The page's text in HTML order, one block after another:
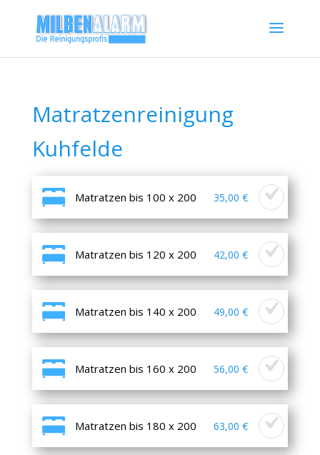
Matratzenreinigung
Kuhfelde
Matratzen bis 100 x 200 35,00 €
Matratzen bis 120 x 200 42,00 €
Matratzen bis 140 x 200 49,00 €
Matratzen bis 160 x 200 56,00 €
Matratzen bis 180 x 200 63,00 €